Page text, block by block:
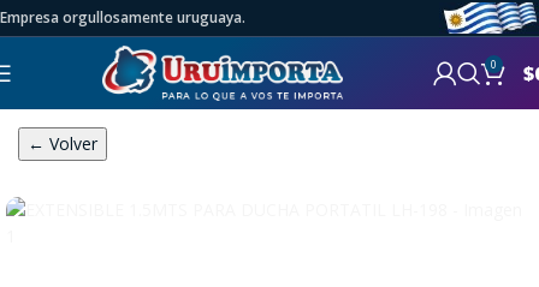
Empresa orgullosamente uruguaya.
0 $
← Volver